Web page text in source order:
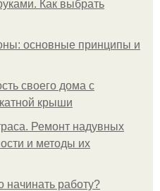
Как выбрать
основные принципы и
своего дома с
крыши
Ремонт надувных
и методы их
начинать работу?